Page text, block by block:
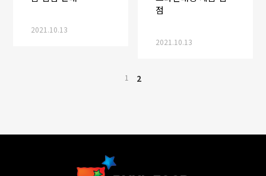
2021.10.13
점
2021.10.13
1 2